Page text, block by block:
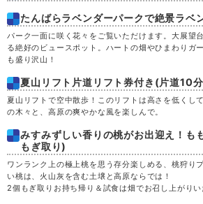
たんばらラベンダーパークで絶景ラベ
パーク一面に咲く花々をご覧いただけます。大展望
る絶好のビュースポット。ハートの畑やひまわりガ
も盛り沢山！
夏山リフト片道リフト券付き(片道10
夏山リフトで空中散歩！このリフトは高さを低くし
の木々と、高原の爽やかな風を楽しんで。
みすみずしい香りの桃がお出迎え！も
もぎ取り)
ワンランク上の極上桃を思う存分楽しめる、桃狩り
い桃は、火山灰を含む土壌と高原ならでは！
2個もぎ取りお持ち帰り＆試食は畑でお召し上がりい